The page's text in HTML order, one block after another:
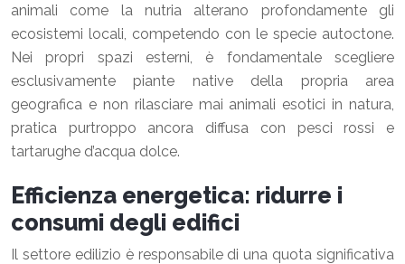
animali come la nutria alterano profondamente gli
ecosistemi locali, competendo con le specie autoctone.
Nei propri spazi esterni, è fondamentale scegliere
esclusivamente piante native della propria area
geografica e non rilasciare mai animali esotici in natura,
pratica purtroppo ancora diffusa con pesci rossi e
tartarughe d’acqua dolce.
Efficienza energetica: ridurre i
consumi degli edifici
Il settore edilizio è responsabile di una quota significativa